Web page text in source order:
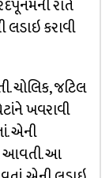
રાતે
કરાવી
ચોલિક, જટિલ
ખવરાવી
એની
આવતી. આ